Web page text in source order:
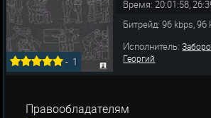
- 1
Время: 20:01:58,
Битрейд: 96 kbps, 96
Исполнитель:
Георгий
Правообладателям